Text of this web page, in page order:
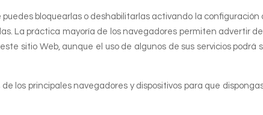
puedes bloquearlas o deshabilitarlas activando la
La práctica mayoría de los navegadores permiten advertir
sitio Web, aunque el uso de algunos de sus servicios
los principales navegadores y dispositivos para que